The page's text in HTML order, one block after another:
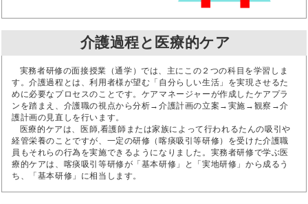
介護過程と医療的ケア
実務者研修の面接授業（通学）では、主にこの２つの科目を学習しま
す。介護過程とは、利用者様が望む「自分らしい生活」を実現させるた
めに必要なプロセスのことです。ケアマネージャーが作成したケアプラ
ンを踏まえ、介護職の視点から分析→介護計画の立案→実施→観察→介
護計画の見直しを行います。
医療的ケアは、医師,看護師または家族によって行われるたんの吸引や
経管栄養のことですが、一定の研修（喀痰吸引等研修）を受けた介護職
員もそれらの行為を実施できるようになりました。実務者研修で学ぶ医
療的ケアは、喀痰吸引等研修が「基本研修」と「実地研修」から成るう
ち、「基本研修」に相当します。